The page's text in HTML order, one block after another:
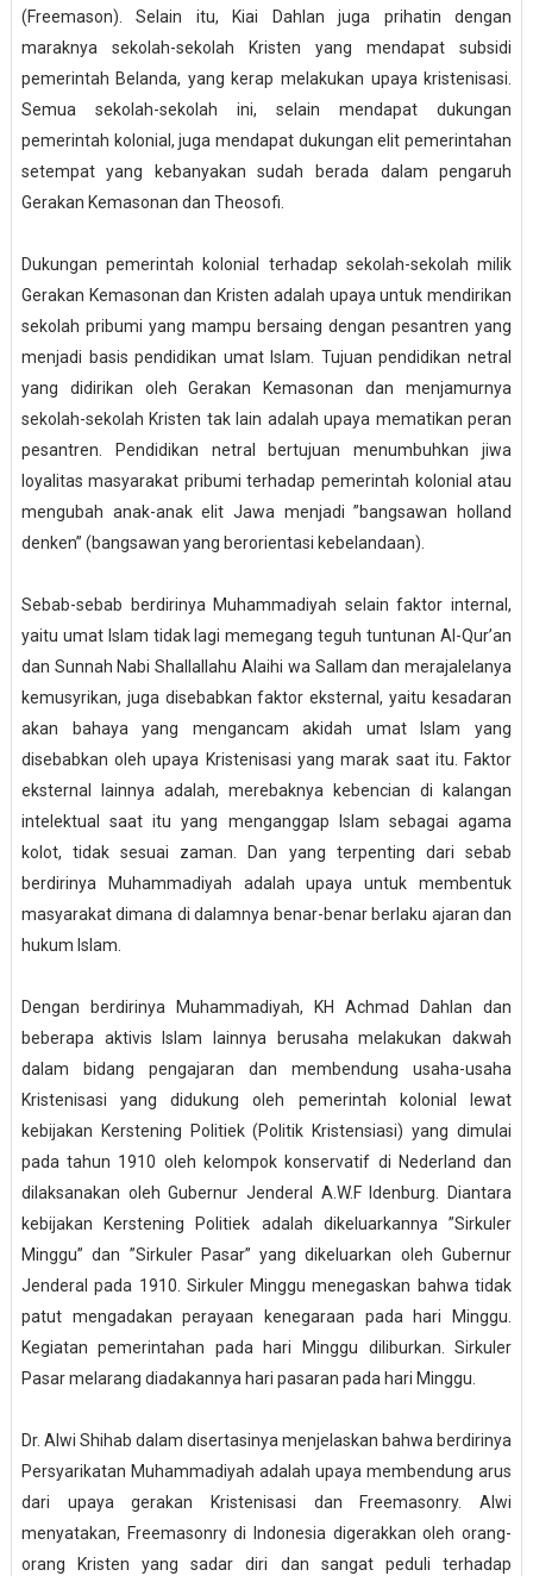
(Freemason). Selain itu, Kiai Dahlan juga prihatin dengan
maraknya sekolah-sekolah Kristen yang mendapat subsidi
pemerintah Belanda, yang kerap melakukan upaya kristenisasi.
Semua sekolah-sekolah ini, selain mendapat dukungan
pemerintah kolonial, juga mendapat dukungan elit pemerintahan
setempat yang kebanyakan sudah berada dalam pengaruh
Gerakan Kemasonan dan Theosofi.
Dukungan pemerintah kolonial terhadap sekolah-sekolah milik
Gerakan Kemasonan dan Kristen adalah upaya untuk mendirikan
sekolah pribumi yang mampu bersaing dengan pesantren yang
menjadi basis pendidikan umat Islam. Tujuan pendidikan netral
yang didirikan oleh Gerakan Kemasonan dan menjamurnya
sekolah-sekolah Kristen tak lain adalah upaya mematikan peran
pesantren. Pendidikan netral bertujuan menumbuhkan jiwa
loyalitas masyarakat pribumi terhadap pemerintah kolonial atau
mengubah anak-anak elit Jawa menjadi ”bangsawan holland
denken” (bangsawan yang berorientasi kebelandaan).
Sebab-sebab berdirinya Muhammadiyah selain faktor internal,
yaitu umat Islam tidak lagi memegang teguh tuntunan Al-Qur’an
dan Sunnah Nabi Shallallahu Alaihi wa Sallam dan merajalelanya
kemusyrikan, juga disebabkan faktor eksternal, yaitu kesadaran
akan bahaya yang mengancam akidah umat Islam yang
disebabkan oleh upaya Kristenisasi yang marak saat itu. Faktor
eksternal lainnya adalah, merebaknya kebencian di kalangan
intelektual saat itu yang menganggap Islam sebagai agama
kolot, tidak sesuai zaman. Dan yang terpenting dari sebab
berdirinya Muhammadiyah adalah upaya untuk membentuk
masyarakat dimana di dalamnya benar-benar berlaku ajaran dan
hukum Islam.
Dengan berdirinya Muhammadiyah, KH Achmad Dahlan dan
beberapa aktivis Islam lainnya berusaha melakukan dakwah
dalam bidang pengajaran dan membendung usaha-usaha
Kristenisasi yang didukung oleh pemerintah kolonial lewat
kebijakan Kerstening Politiek (Politik Kristensiasi) yang dimulai
pada tahun 1910 oleh kelompok konservatif di Nederland dan
dilaksanakan oleh Gubernur Jenderal A.W.F Idenburg. Diantara
kebijakan Kerstening Politiek adalah dikeluarkannya ”Sirkuler
Minggu” dan ”Sirkuler Pasar” yang dikeluarkan oleh Gubernur
Jenderal pada 1910. Sirkuler Minggu menegaskan bahwa tidak
patut mengadakan perayaan kenegaraan pada hari Minggu.
Kegiatan pemerintahan pada hari Minggu diliburkan. Sirkuler
Pasar melarang diadakannya hari pasaran pada hari Minggu.
Dr. Alwi Shihab dalam disertasinya menjelaskan bahwa berdirinya
Persyarikatan Muhammadiyah adalah upaya membendung arus
dari upaya gerakan Kristenisasi dan Freemasonry. Alwi
menyatakan, Freemasonry di Indonesia digerakkan oleh orang-
orang Kristen yang sadar diri dan sangat peduli terhadap